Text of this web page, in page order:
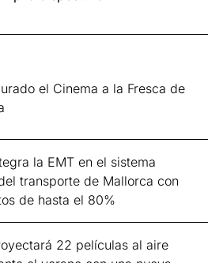
el Cinema a la Fresca de
la EMT en el sistema
transporte de Mallorca con
de hasta el 80%
22 películas al aire